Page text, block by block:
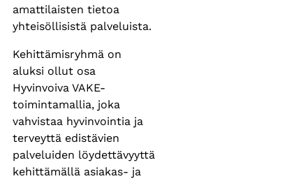
amattilaisten tietoa
yhteisöllisistä palveluista.
Kehittämisryhmä on
aluksi ollut osa
Hyvinvoiva VAKE-
toimintamallia, joka
vahvistaa hyvinvointia ja
terveyttä edistävien
palveluiden löydettävyyttä
kehittämällä asiakas- ja